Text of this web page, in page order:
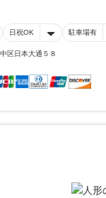
日祝OK 駐車場有
区日本大通５８